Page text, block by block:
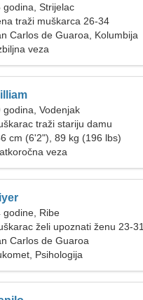
godina, Strijelac
traži muškarca 26-34
Carlos de Guaroa, Kolumbija
veza
godina, Vodenjak
traži stariju damu
cm (6'2"), 89 kg (196 lbs)
veza
godine, Ribe
želi upoznati ženu 23-31
Carlos de Guaroa
Psihologija